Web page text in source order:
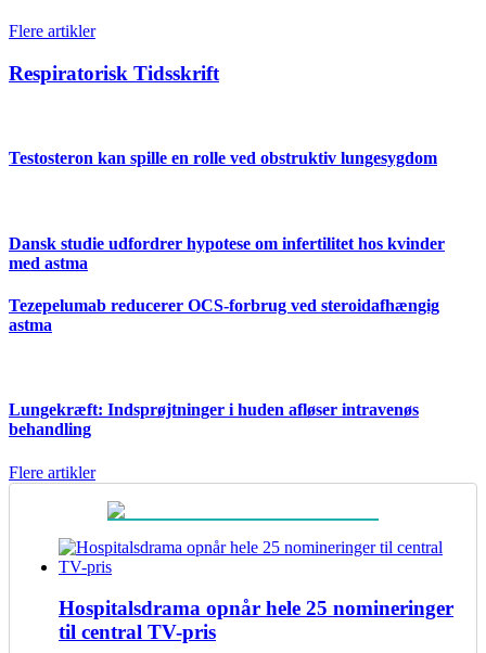
Flere artikler
Respiratorisk Tidsskrift
Testosteron kan spille en rolle ved obstruktiv lungesygdom
Dansk studie udfordrer hypotese om infertilitet hos kvinder
med astma
Tezepelumab reducerer OCS-forbrug ved steroidafhængig
astma
Lungekræft: Indsprøjtninger i huden afløser intravenøs
behandling
Flere artikler
Hospitalsdrama opnår hele 25 nomineringer
til central TV-pris